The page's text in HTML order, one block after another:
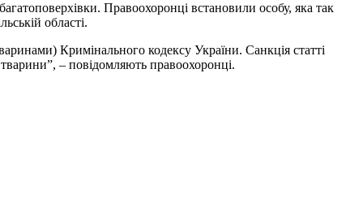
Правоохоронці встановили особу, яка так
області.
Кримінального кодексу України. Санкція статті
– повідомляють правоохоронці.